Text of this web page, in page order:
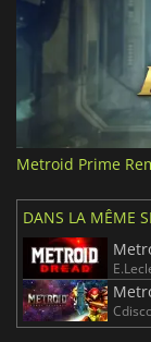
Metroid Prime
DANS LA MÊME